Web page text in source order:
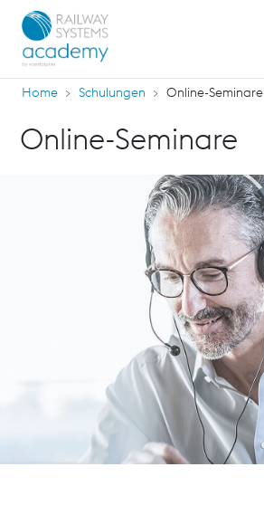
Home Schulungen Online-Seminare
Online-Seminare